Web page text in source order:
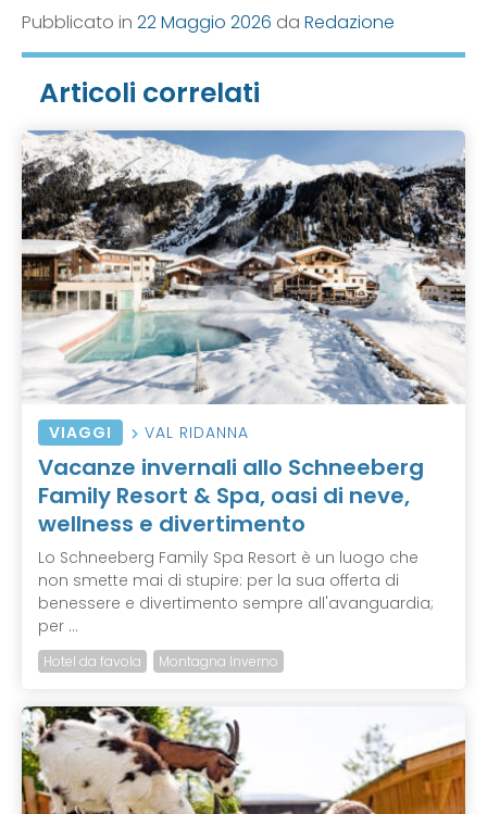
Pubblicato in 22 Maggio 2026 da Redazione
Articoli correlati
VIAGGI VAL RIDANNA
Vacanze invernali allo Schneeberg
Family Resort & Spa, oasi di neve,
wellness e divertimento
Lo Schneeberg Family Spa Resort è un luogo che
non smette mai di stupire: per la sua offerta di
benessere e divertimento sempre all'avanguardia;
per ...
Hotel da favola Montagna Inverno